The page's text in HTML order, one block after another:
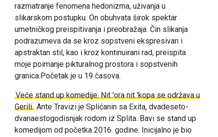
razmatranje fenomena hedonizma, uživanja u
slikarskom postupku. On obuhvata širok spektar
umetničkog preispitivanja i preobražaja. Čin slikanja
podrazumeva da se kroz sopstveni ekspresivan i
apstraktan stil, kao i kroz kontinuirani rad, preispita
moje poimanje pikturalnog prostora i sopstvenih
granica.Početak je u 19 časova.
Veče stand up komedije: Nit 'ora nit 'kopa se održava u
Gerili. Ante Travizi je Splićanin sa Exita, dvadeseto-
dvanaestogodisnjak rodom iz Splita. Bavi se stand up
komedijom od početka 2016. godine. Inicijalno je bio